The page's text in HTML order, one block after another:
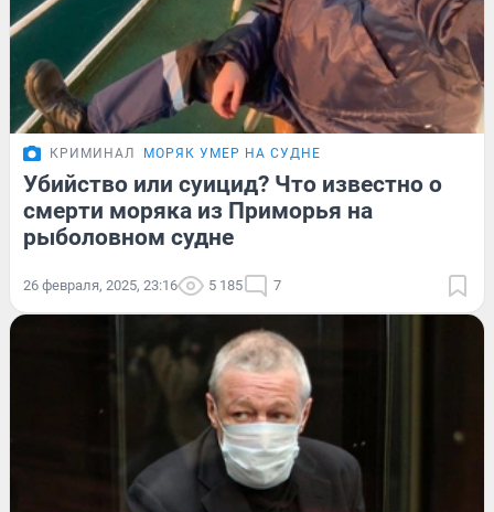
КРИМИНАЛ МОРЯК УМЕР НА СУДНЕ
Убийство или суицид? Что известно о
смерти моряка из Приморья на
рыболовном судне
26 февраля, 2025, 23:16 5 185 7